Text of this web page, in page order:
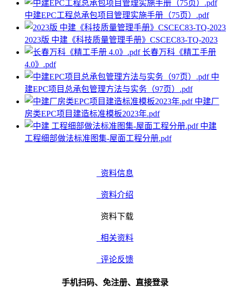
中建EPC工程总承包项目管理实施手册（75页）.pdf
2023版 中建《科技质量管理手册》CSCEC83-TQ-2023
长春万科《精工手册
4.0》.pdf
中
建EPC项目总承包管理方法与实务（97页）.pdf
中建厂
房类EPC项目建造标准模板2023年.pdf
中建
工程细部做法标准图集-屋面工程分册.pdf
资料信息
资料介绍
资料下载
相关资料
评论反馈
手机扫码、免注册、直接登录